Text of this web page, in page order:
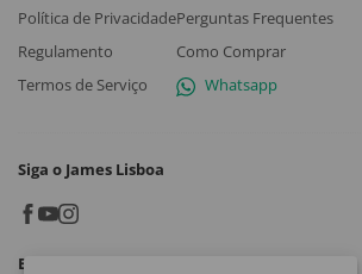
Política de Privacidade
Regulamento
Termos de Serviço
Perguntas Frequentes
Como Comprar
Whatsapp
Siga o James Lisboa
Baixe o App